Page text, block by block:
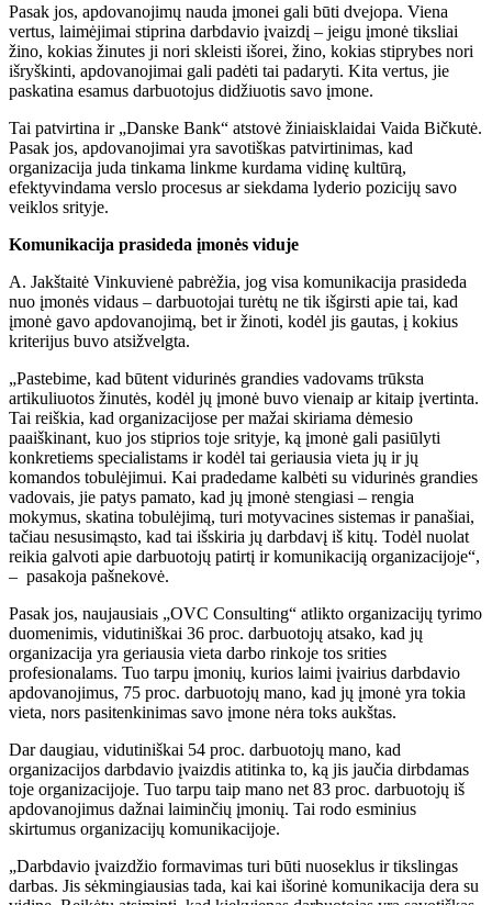
Pasak jos, apdovanojimų nauda įmonei gali būti dvejopa. Viena
vertus, laimėjimai stiprina darbdavio įvaizdį – jeigu įmonė tiksliai
žino, kokias žinutes ji nori skleisti išorei, žino, kokias stiprybes nori
išryškinti, apdovanojimai gali padėti tai padaryti. Kita vertus, jie
paskatina esamus darbuotojus didžiuotis savo įmone.
Tai patvirtina ir „Danske Bank“ atstovė žiniaisklaidai Vaida Bičkutė.
Pasak jos, apdovanojimai yra savotiškas patvirtinimas, kad
organizacija juda tinkama linkme kurdama vidinę kultūrą,
efektyvindama verslo procesus ar siekdama lyderio pozicijų savo
veiklos srityje.
Komunikacija prasideda įmonės viduje
A. Jakštaitė Vinkuvienė pabrėžia, jog visa komunikacija prasideda
nuo įmonės vidaus – darbuotojai turėtų ne tik išgirsti apie tai, kad
įmonė gavo apdovanojimą, bet ir žinoti, kodėl jis gautas, į kokius
kriterijus buvo atsižvelgta.
„Pastebime, kad būtent vidurinės grandies vadovams trūksta
artikuliuotos žinutės, kodėl jų įmonė buvo vienaip ar kitaip įvertinta.
Tai reiškia, kad organizacijose per mažai skiriama dėmesio
paaiškinant, kuo jos stiprios toje srityje, ką įmonė gali pasiūlyti
konkretiems specialistams ir kodėl tai geriausia vieta jų ir jų
komandos tobulėjimui. Kai pradedame kalbėti su vidurinės grandies
vadovais, jie patys pamato, kad jų įmonė stengiasi – rengia
mokymus, skatina tobulėjimą, turi motyvacines sistemas ir panašiai,
tačiau nesusimąsto, kad tai išskiria jų darbdavį iš kitų. Todėl nuolat
reikia galvoti apie darbuotojų patirtį ir komunikaciją organizacijoje“,
– pasakoja pašnekovė.
Pasak jos, naujausiais „OVC Consulting“ atlikto organizacijų tyrimo
duomenimis, vidutiniškai 36 proc. darbuotojų atsako, kad jų
organizacija yra geriausia vieta darbo rinkoje tos srities
profesionalams. Tuo tarpu įmonių, kurios laimi įvairius darbdavio
apdovanojimus, 75 proc. darbuotojų mano, kad jų įmonė yra tokia
vieta, nors pasitenkinimas savo įmone nėra toks aukštas.
Dar daugiau, vidutiniškai 54 proc. darbuotojų mano, kad
organizacijos darbdavio įvaizdis atitinka to, ką jis jaučia dirbdamas
toje organizacijoje. Tuo tarpu taip mano net 83 proc. darbuotojų iš
apdovanojimus dažnai laiminčių įmonių. Tai rodo esminius
skirtumus organizacijų komunikacijoje.
„Darbdavio įvaizdžio formavimas turi būti nuoseklus ir tikslingas
darbas. Jis sėkmingiausias tada, kai kai išorinė komunikacija dera su